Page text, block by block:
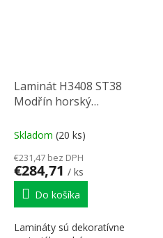
Laminát H3408 ST38
Modřín horský
2790/2060/0,8
Skladom (20 ks)
€231,47 bez DPH
€284,71 / ks
Do košíka
Lamináty sú dekoratívne